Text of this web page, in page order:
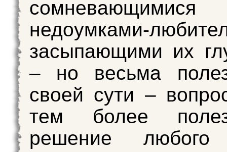
сомневающимися
недоумками-
засыпающими их
– но весьма
своей сути –
тем более
решение любого